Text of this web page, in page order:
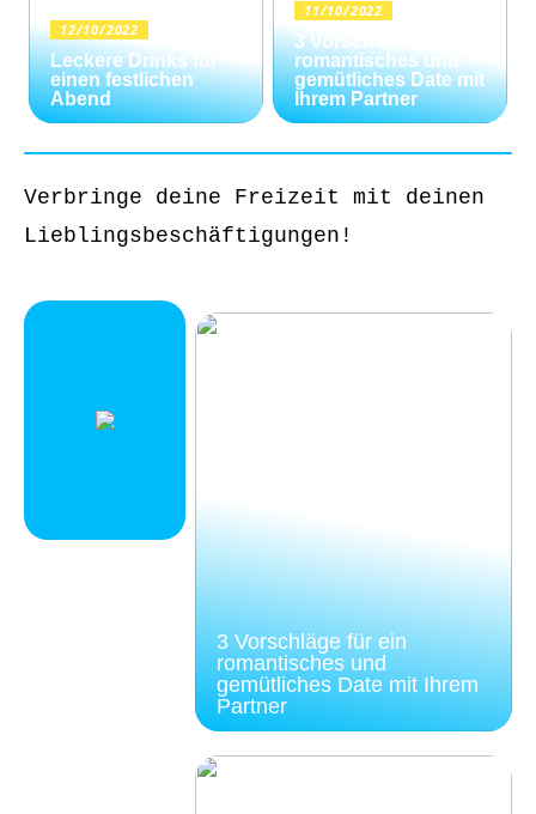
12/10/2022
Leckere Drinks für
einen festlichen
Abend
11/10/2022
3 Vorschläge für ein
romantisches und
gemütliches Date mit
Ihrem Partner
Verbringe deine Freizeit mit deinen
Lieblingsbeschäftigungen!
3 Vorschläge für ein
romantisches und
gemütliches Date mit Ihrem
Partner